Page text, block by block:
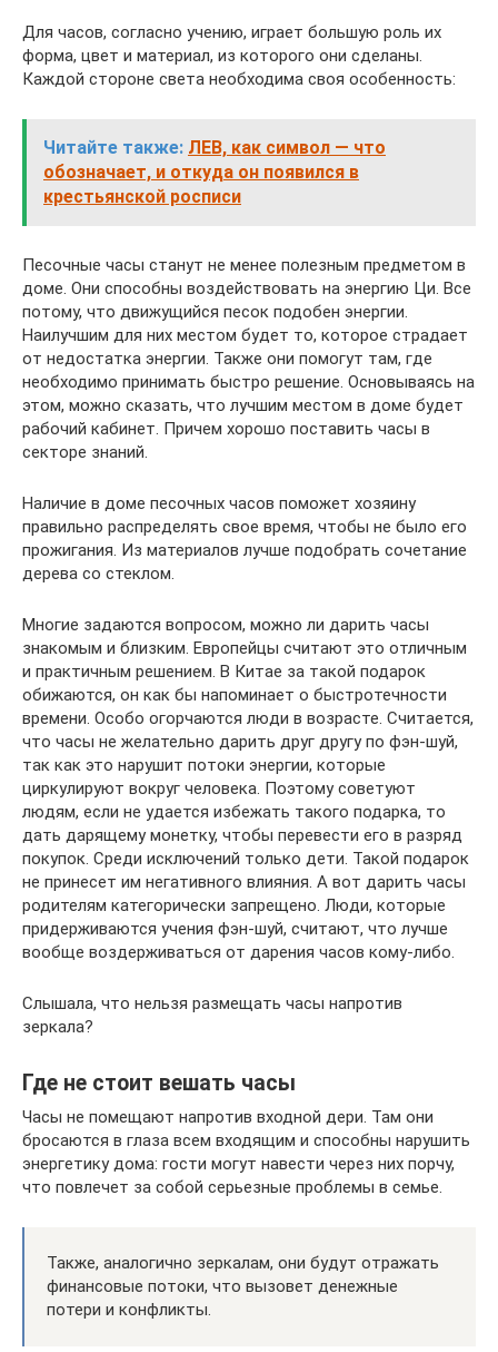
Для часов, согласно учению, играет большую роль их
форма, цвет и материал, из которого они сделаны.
Каждой стороне света необходима своя особенность:
Читайте также: ЛЕВ, как символ — что
обозначает, и откуда он появился в
крестьянской росписи
Песочные часы станут не менее полезным предметом в
доме. Они способны воздействовать на энергию Ци. Все
потому, что движущийся песок подобен энергии.
Наилучшим для них местом будет то, которое страдает
от недостатка энергии. Также они помогут там, где
необходимо принимать быстро решение. Основываясь на
этом, можно сказать, что лучшим местом в доме будет
рабочий кабинет. Причем хорошо поставить часы в
секторе знаний.
Наличие в доме песочных часов поможет хозяину
правильно распределять свое время, чтобы не было его
прожигания. Из материалов лучше подобрать сочетание
дерева со стеклом.
Многие задаются вопросом, можно ли дарить часы
знакомым и близким. Европейцы считают это отличным
и практичным решением. В Китае за такой подарок
обижаются, он как бы напоминает о быстротечности
времени. Особо огорчаются люди в возрасте. Считается,
что часы не желательно дарить друг другу по фэн-шуй,
так как это нарушит потоки энергии, которые
циркулируют вокруг человека. Поэтому советуют
людям, если не удается избежать такого подарка, то
дать дарящему монетку, чтобы перевести его в разряд
покупок. Среди исключений только дети. Такой подарок
не принесет им негативного влияния. А вот дарить часы
родителям категорически запрещено. Люди, которые
придерживаются учения фэн-шуй, считают, что лучше
вообще воздерживаться от дарения часов кому-либо.
Слышала, что нельзя размещать часы напротив
зеркала?
Где не стоит вешать часы
Часы не помещают напротив входной дери. Там они
бросаются в глаза всем входящим и способны нарушить
энергетику дома: гости могут навести через них порчу,
что повлечет за собой серьезные проблемы в семье.
Также, аналогично зеркалам, они будут отражать
финансовые потоки, что вызовет денежные
потери и конфликты.